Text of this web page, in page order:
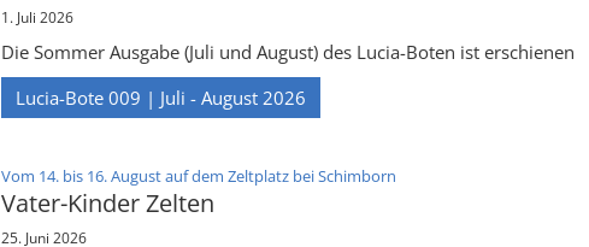
1. Juli 2026
Die Sommer Ausgabe (Juli und August) des Lucia-Boten ist erschienen
Lucia-Bote 009 | Juli - August 2026
Vom 14. bis 16. August auf dem Zeltplatz bei Schimborn
Vater-Kinder Zelten
25. Juni 2026